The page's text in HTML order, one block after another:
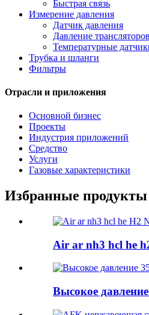
Быстрая связь
Измерение давления
Датчик давления
Давление
Температурные
Трубка и шланги
Фильтры
Отрасли и приложения
Основной бизнес
Проекты
Индустрия приложений
Средство
Услуги
Газовые характеристики
Избранные продукты
Air ar nh3 hcl he
Высокое